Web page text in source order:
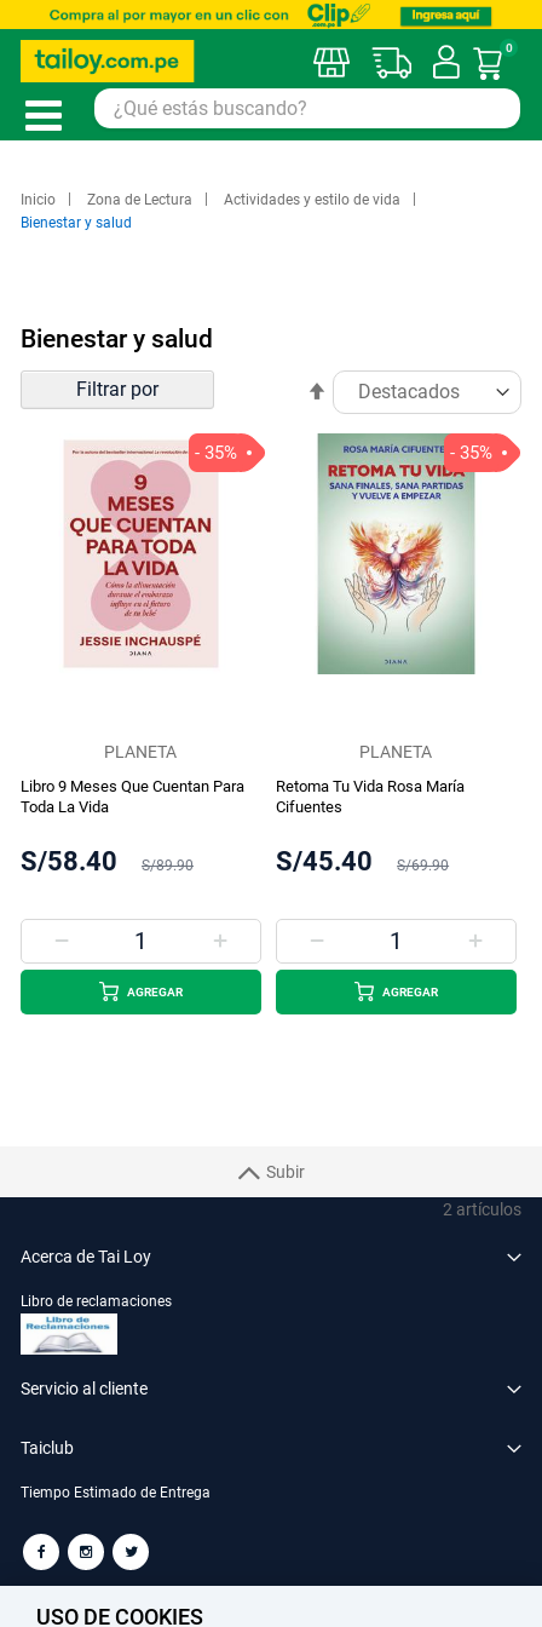
Mi
0
Inicio Zona de Lectura
Actividades y estilo de vida
Bienestar y salud
Bienestar y salud
2 artículos
Ordenar
por Establecer
dirección
descendente
PLANETA
Libro 9 Meses Que Cuentan Para
Toda La Vida
S/58.40 S/89.90
- 35%
AGREGAR
PLANETA
Retoma Tu Vida Rosa María
Cifuentes
S/45.40 S/69.90
- 35%
AGREGAR
Filtrar por
Subir
Acerca de Tai Loy
Libro de reclamaciones
Servicio al cliente
Taiclub
Tiempo Estimado de Entrega
TAILOY S.A. RUC: 20100049181
USO DE COOKIES